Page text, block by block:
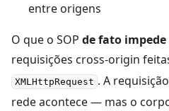
entre origens
O que o SOP de fato impede
requisições cross-origin
XMLHttpRequest . A
rede acontece — mas o